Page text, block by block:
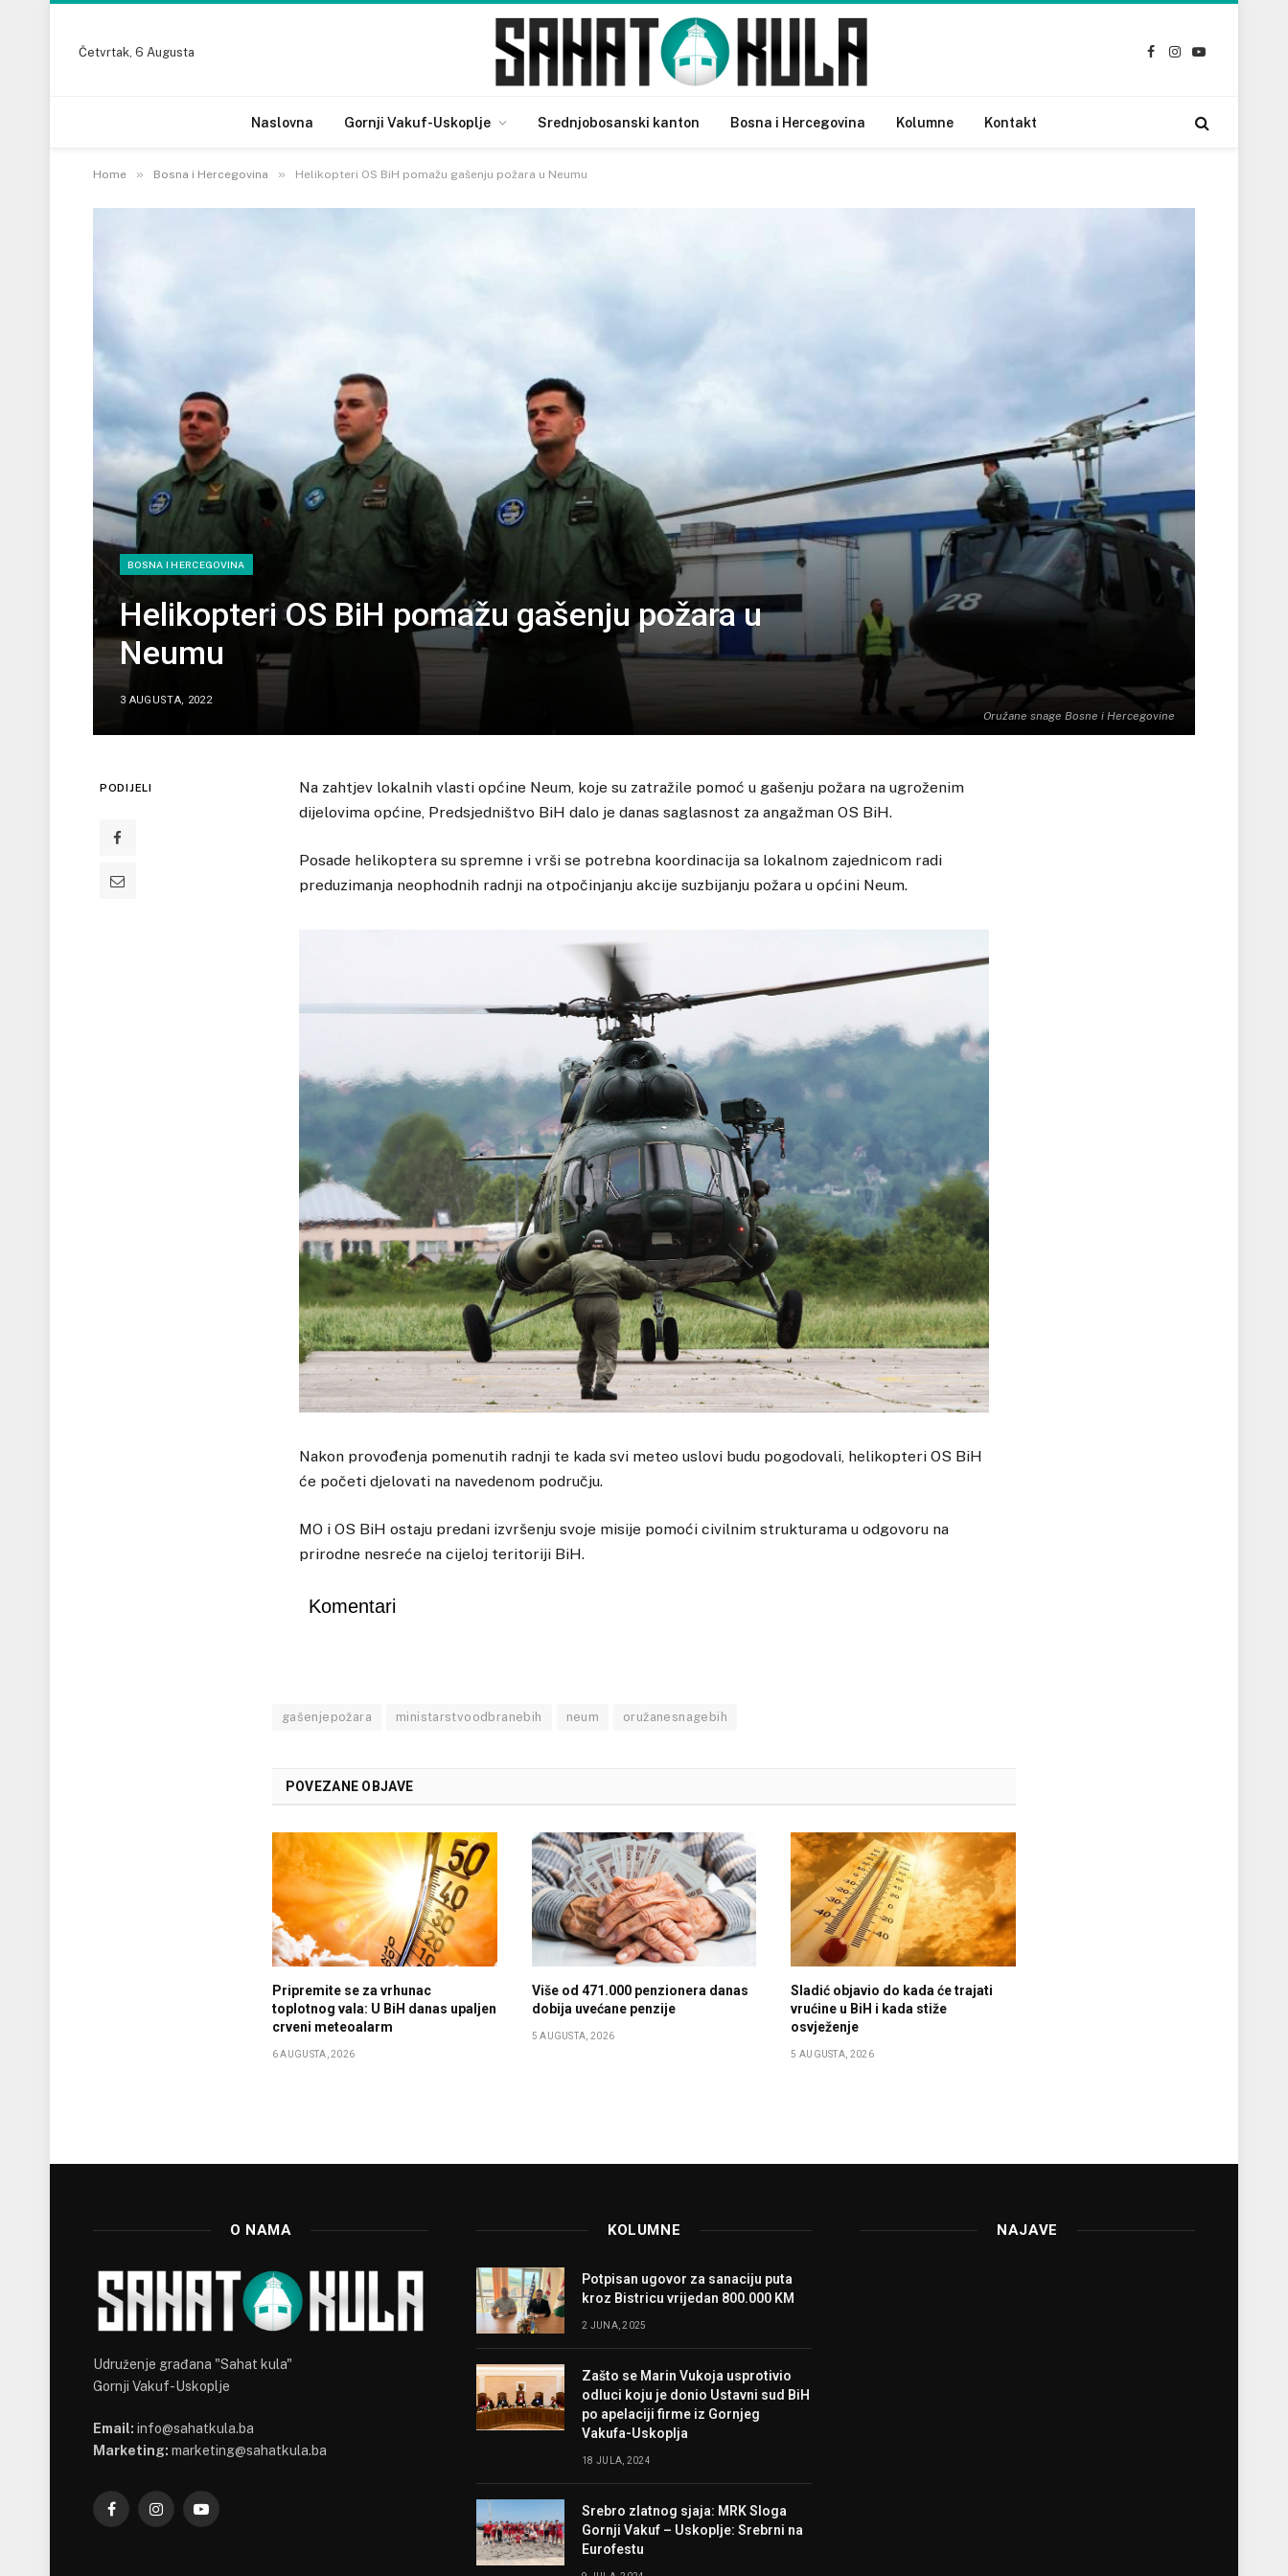
Četvrtak, 6 Augusta
Facebook
Instagram
YouTube
Naslovna Gornji Vakuf-Uskoplje Srednjobosanski kanton Bosna i Hercegovina Kolumne Kontakt
Home » Bosna i Hercegovina » Helikopteri OS BiH pomažu gašenju požara u Neumu
Oružane snage Bosne i Hercegovine
BOSNA I HERCEGOVINA
Helikopteri OS BiH pomažu gašenju požara u
Neumu
3 AUGUSTA, 2022
PODIJELI
Na zahtjev lokalnih vlasti općine Neum, koje su zatražile pomoć u gašenju požara na ugroženim
dijelovima općine, Predsjedništvo BiH dalo je danas saglasnost za angažman OS BiH.
Posade helikoptera su spremne i vrši se potrebna koordinacija sa lokalnom zajednicom radi
preduzimanja neophodnih radnji na otpočinjanju akcije suzbijanju požara u općini Neum.
Nakon provođenja pomenutih radnji te kada svi meteo uslovi budu pogodovali, helikopteri OS BiH
će početi djelovati na navedenom području.
MO i OS BiH ostaju predani izvršenju svoje misije pomoći civilnim strukturama u odgovoru na
prirodne nesreće na cijeloj teritoriji BiH.
Komentari
gašenjepožara ministarstvoodbranebih neum oružanesnagebih
POVEZANE OBJAVE
Pripremite se za vrhunac
toplotnog vala: U BiH danas upaljen
crveni meteoalarm
6 AUGUSTA, 2026
Više od 471.000 penzionera danas
dobija uvećane penzije
5 AUGUSTA, 2026
Sladić objavio do kada će trajati
vrućine u BiH i kada stiže
osvježenje
5 AUGUSTA, 2026
O NAMA
Udruženje građana "Sahat kula"
Gornji Vakuf-Uskoplje
Email: info@sahatkula.ba
Marketing: marketing@sahatkula.ba
FacebookInstagramYouTube
KOLUMNE
Potpisan ugovor za sanaciju puta
kroz Bistricu vrijedan 800.000 KM
2 JUNA, 2025
Zašto se Marin Vukoja usprotivio
odluci koju je donio Ustavni sud BiH
po apelaciji firme iz Gornjeg
Vakufa-Uskoplja
18 JULA, 2024
Srebro zlatnog sjaja: MRK Sloga
Gornji Vakuf – Uskoplje: Srebrni na
Eurofestu
NAJAVE